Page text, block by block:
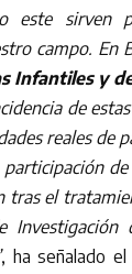
este sirven
campo. En
Infantiles y
de
reales de
tras el
Investigación
, ha señalado el